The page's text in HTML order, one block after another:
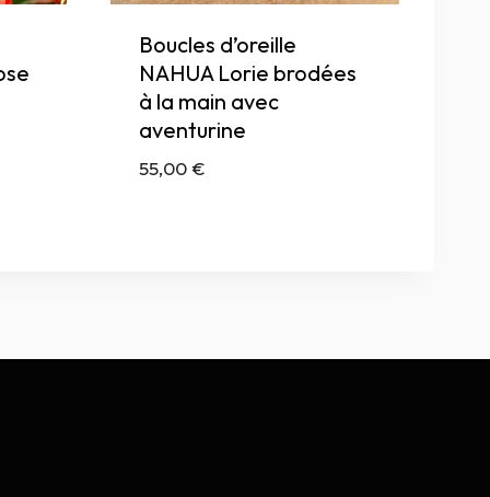
Boucles d’oreille
NAHUA Lorie brodées
à la main avec
aventurine
55,00€